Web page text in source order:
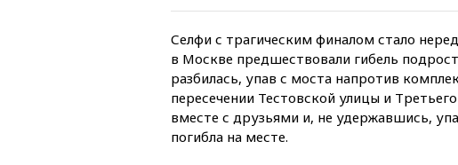
Селфи с трагическим финалом стало
в Москве предшествовали гибель
разбилась, упав с моста напротив
пересечении Тестовской улицы и
вместе с друзьями и, не удержавшись,
погибла на месте.